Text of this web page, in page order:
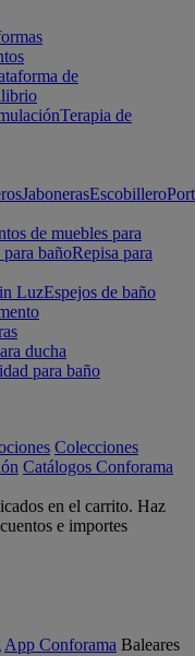
de
Terapia de
JabonerasEscobillero
de muebles para
bañoRepisa para
LuzEspejos de baño
ducha
para baño
Colecciones
Catálogos Conforama
en el carrito. Haz
e importes
App Conforama Baleares